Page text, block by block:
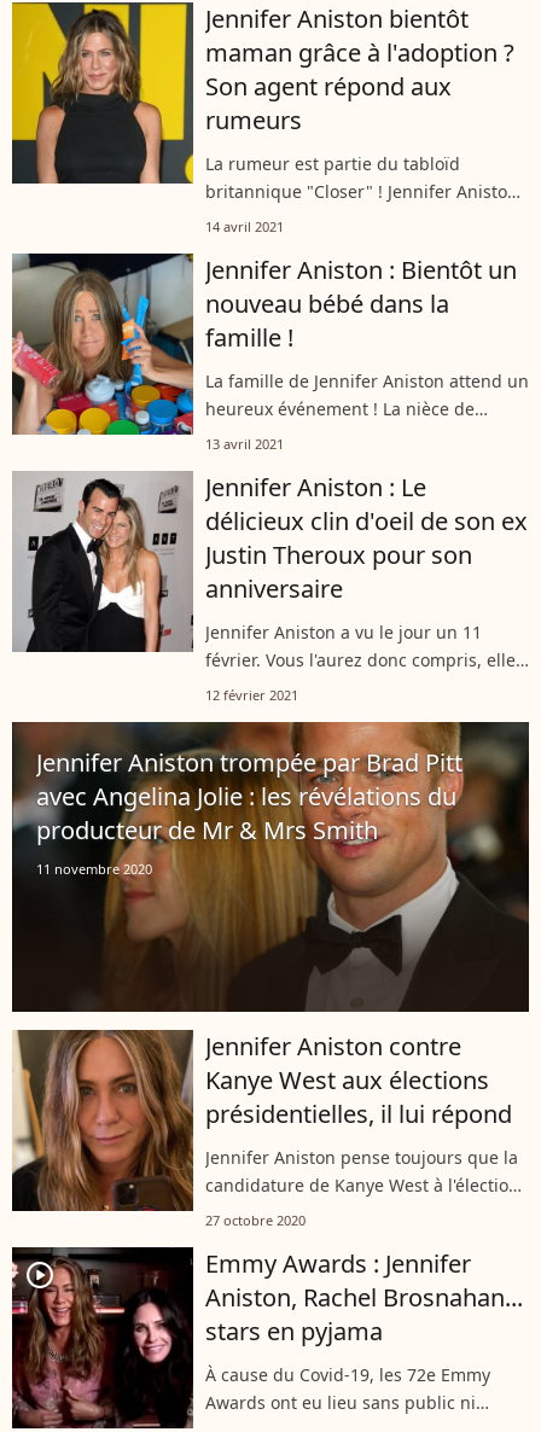
rupture, les deux acteurs...
Jennifer Aniston bientôt
maman grâce à l'adoption ?
Son agent répond aux
rumeurs
La rumeur est partie du tabloïd
britannique "Closer" ! Jennifer Aniston
aurait confié à ses amis de la série
L'actrice américaine a rapidement
réagi...
14 avril 2021
Jennifer Aniston : Bientôt un
nouveau bébé dans la
famille !
La famille de Jennifer Aniston attend un
heureux événement ! La nièce de
l'actrice, Eilie, est enceinte de son
mari deviendront parents cet été.
13 avril 2021
Jennifer Aniston : Le
délicieux clin d'oeil de son ex
Justin Theroux pour son
anniversaire
Jennifer Aniston a vu le jour un 11
février. Vous l'aurez donc compris, elle
vient de fêter son anniversaire, plus
mari Justin Theroux ne l'avait...
12 février 2021
Jennifer Aniston trompée par Brad Pitt
avec Angelina Jolie : les révélations du
producteur de Mr & Mrs Smith
11 novembre 2020
Jennifer Aniston contre
Kanye West aux élections
présidentielles, il lui répond
Jennifer Aniston pense toujours que la
candidature de Kanye West à l'élection
présidentielle américaine est une
a répondu. Il pense que ses...
27 octobre 2020
player2
Emmy Awards : Jennifer
Aniston, Rachel Brosnahan...
stars en pyjama
À cause du Covid-19, les 72e Emmy
Awards ont eu lieu sans public ni